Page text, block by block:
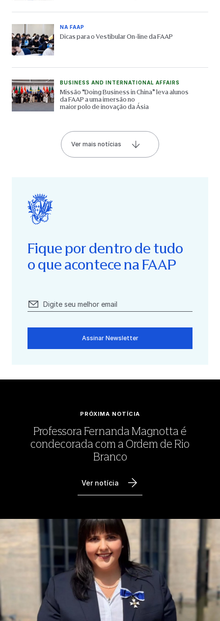
NA FAAP
Dicas para o Vestibular On-line da FAAP
BUSINESS AND INTERNATIONAL AFFAIRS
Missão “Doing Business in China” leva alunos
da FAAP a uma imersão no
maior polo de inovação da Ásia
Ver mais notícias
Fique por dentro de tudo
o que acontece na FAAP
Assinar Newsletter
PRÓXIMA NOTÍCIA
Professora Fernanda Magnotta é
condecorada com a Ordem de Rio
Branco
Ver notícia